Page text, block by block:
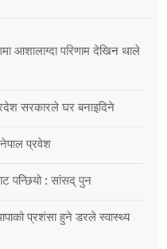
आशालाग्दा परिणाम देखिन थाले
सरकारले घर बनाइदिने
नेपाल प्रवेश
पन्छियो : सांसद् पुन
प्रशंसा हुने डरले स्वास्थ्य